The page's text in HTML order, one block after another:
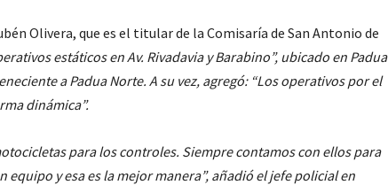
Olivera, que es el titular de la Comisaría de San Antonio de
estáticos en Av. Rivadavia y Barabino”, ubicado en Padua
a Padua Norte. A su vez, agregó: “Los operativos por el
dinámica”.
para los controles. Siempre contamos con ellos para
y esa es la mejor manera”, añadió el jefe policial en